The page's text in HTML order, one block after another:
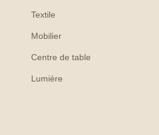
Textile
Mobilier
Centre de table
Lumière